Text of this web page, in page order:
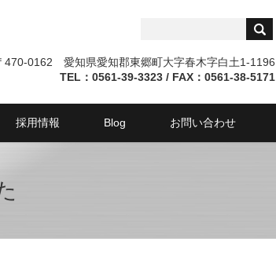
470-0162 愛知県愛知郡東郷町大字春木字白土1-1196
TEL：0561-39-3323 / FAX：0561-38-5171
採用情報 Blog お問い合わせ